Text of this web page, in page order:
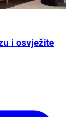
i osvježite